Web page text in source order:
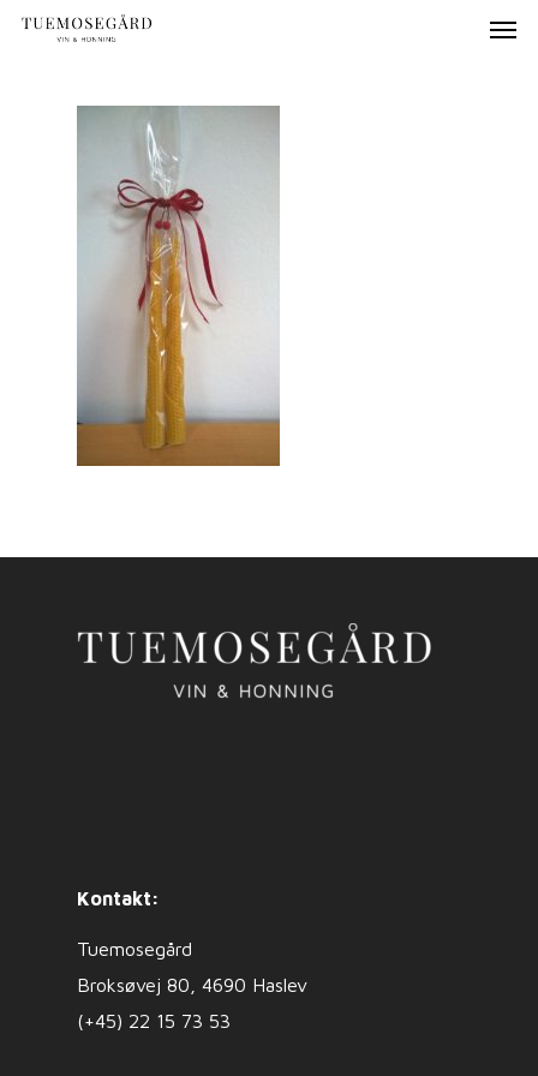
Kontakt:
Tuemosegård
Broksøvej 80, 4690 Haslev
(+45) 22 15 73 53